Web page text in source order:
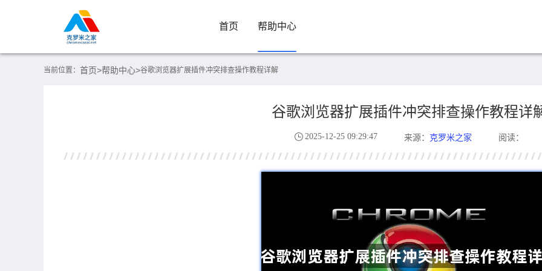
首页 帮助中心
当前位置： 首页>帮助中心>谷歌浏览器扩展插件冲突排查操作教程详解
谷歌浏览器扩展插件冲突排查操作教程详
2025-12-25 09:29:47 来源： 克罗米之家 阅读：